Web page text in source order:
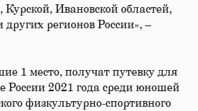
Ивановской областей,
регионов России», –
1 место, получат путевку для
России 2021 года среди юношей
физкультурно-спортивного